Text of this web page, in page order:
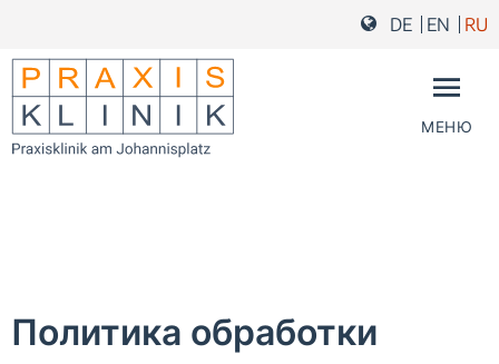
Перейти к нижнему колонтитулу и в контакты
DE EN RU
МЕНЮ
Политика обработки